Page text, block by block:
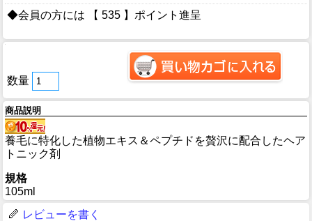
◆会員の方には 【 535 】ポイント進呈
数量
商品説明
養毛に特化した植物エキス＆ペプチドを贅沢に配合したヘア
トニック剤
規格
105ml
レビューを書く